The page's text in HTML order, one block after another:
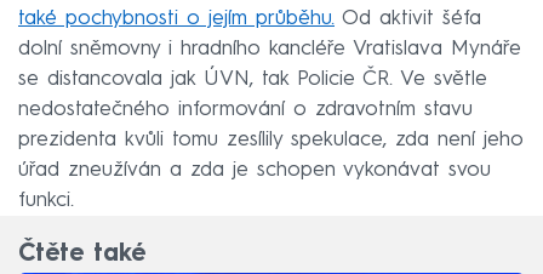
také pochybnosti o jejím průběhu. Od aktivit šéfa
dolní sněmovny i hradního kancléře Vratislava Mynáře
se distancovala jak ÚVN, tak Policie ČR. Ve světle
nedostatečného informování o zdravotním stavu
prezidenta kvůli tomu zesílily spekulace, zda není jeho
úřad zneužíván a zda je schopen vykonávat svou
funkci.
Čtěte také